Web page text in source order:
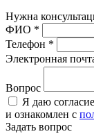
Нужна
ФИО *
Телефон *
Электронная
Вопрос
Я даю
и ознакомлен с
Задать вопрос